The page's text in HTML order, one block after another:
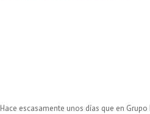
Hace escasamente unos días que en Grupo